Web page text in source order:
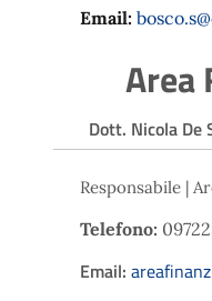
Email:
Area
Dott. Nicola De
Responsabile |
Telefono:
Email: